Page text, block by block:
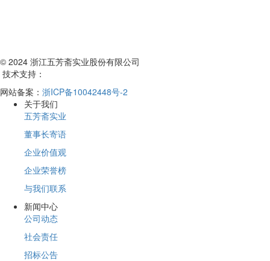
© 2024 浙江五芳斋实业股份有限公司
技术支持：
网站备案： 浙ICP备10042448号-2
关于我们
五芳斋实业
董事长寄语
企业价值观
企业荣誉榜
与我们联系
新闻中心
公司动态
社会责任
招标公告